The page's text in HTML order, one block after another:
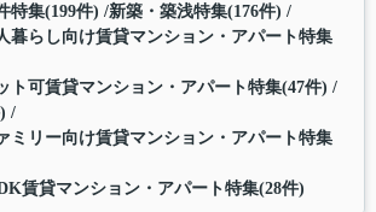
特集(199件) 新築・築浅特集(176件)
暮らし向け賃貸マンション・アパート特集
ト可賃貸マンション・アパート特集(47件)
ミリー向け賃貸マンション・アパート特集
賃貸マンション・アパート特集(28件)